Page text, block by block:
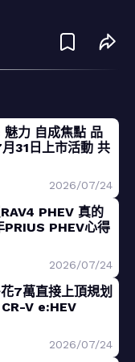
力 自成焦點 品
31日上市活動 共
2026/07/24
PHEV 真的
PRIUS PHEV心得
2026/07/24
7萬直接上頂規划
V e:HEV
2026/07/24